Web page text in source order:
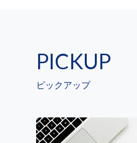
PICKUP
ピックアップ